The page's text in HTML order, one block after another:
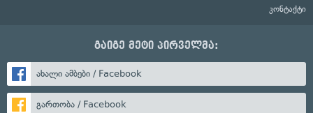
კონტაქტი
გაიგე მეტი პირველმა:
ახალი ამბები / Facebook
გართობა / Facebook